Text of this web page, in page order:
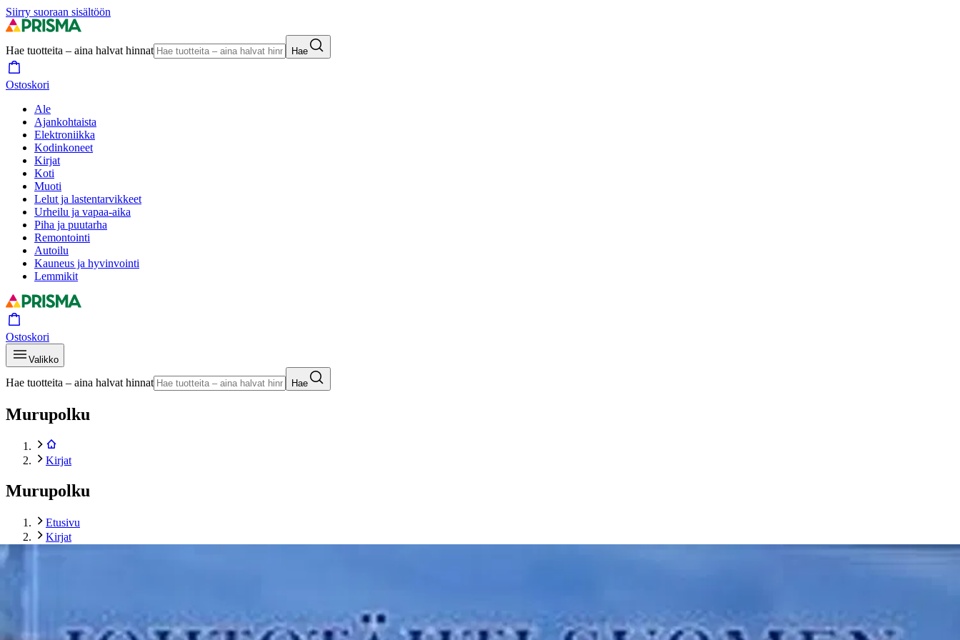
Siirry suoraan sisältöön
Hae tuotteita – aina halvat hinnat Hae
Ostoskori
Ale
Ajankohtaista
Elektroniikka
Kodinkoneet
Kirjat
Koti
Muoti
Lelut ja lastentarvikkeet
Urheilu ja vapaa-aika
Piha ja puutarha
Remontointi
Autoilu
Kauneus ja hyvinvointi
Lemmikit
Ostoskori
Valikko
Hae tuotteita – aina halvat hinnat Hae
Murupolku
Kirjat
Murupolku
Etusivu
Kirjat